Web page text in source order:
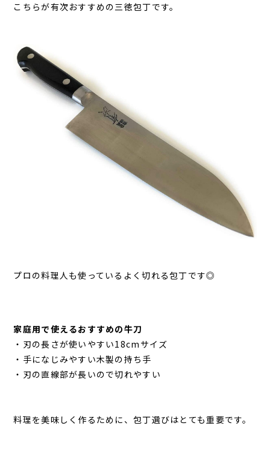
こちらが有次おすすめの三徳包丁です。
プロの料理人も使っているよく切れる包丁です◎
家庭用で使えるおすすめの牛刀
・刃の長さが使いやすい18cmサイズ
・手になじみやすい木製の持ち手
・刃の直線部が長いので切れやすい
料理を美味しく作るために、包丁選びはとても重要です。